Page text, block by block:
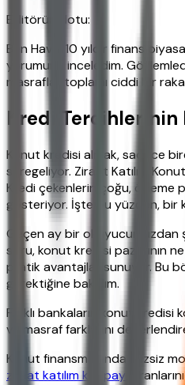
Editörün Notu:
Ben Hava, 10 yıldır finans
yorumunu inceledim.
masraflar toplamı ciddi bir
Kredi Tercihlerinin
Konut kredisi almak, sadece
süregeliyor. Ziraat Katılım
Kredi çekenlerin çoğu, ödeme
gösteriyor. İşte bu yüzden, bir
Geçen ay bir okuyucumuzdan
soru, konut kredisi pazarının
pratik avantajlar sunuyor. Bu
gerektiğine bakalım.
Farklı bankaların konut kredisi
ve masraf farklarını
Konut finansmanında faizsiz
ziraat katılım kar payı